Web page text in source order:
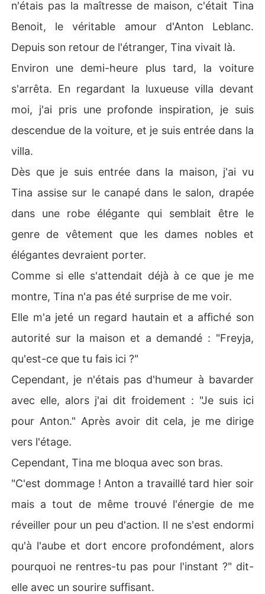
n'étais pas la maîtresse de maison, c'était Tina
Benoit, le véritable amour d'Anton Leblanc.
Depuis son retour de l'étranger, Tina vivait là.
Environ une demi-heure plus tard, la voiture
s'arrêta. En regardant la luxueuse villa devant
moi, j'ai pris une profonde inspiration, je suis
descendue de la voiture, et je suis entrée dans la
villa.
Dès que je suis entrée dans la maison, j'ai vu
Tina assise sur le canapé dans le salon, drapée
dans une robe élégante qui semblait être le
genre de vêtement que les dames nobles et
élégantes devraient porter.
Comme si elle s'attendait déjà à ce que je me
montre, Tina n'a pas été surprise de me voir.
Elle m'a jeté un regard hautain et a affiché son
autorité sur la maison et a demandé : "Freyja,
qu'est-ce que tu fais ici ?"
Cependant, je n'étais pas d'humeur à bavarder
avec elle, alors j'ai dit froidement : "Je suis ici
pour Anton." Après avoir dit cela, je me dirige
vers l'étage.
Cependant, Tina me bloqua avec son bras.
"C'est dommage ! Anton a travaillé tard hier soir
mais a tout de même trouvé l'énergie de me
réveiller pour un peu d'action. Il ne s'est endormi
qu'à l'aube et dort encore profondément, alors
pourquoi ne rentres-tu pas pour l'instant ?" dit-
elle avec un sourire suffisant.